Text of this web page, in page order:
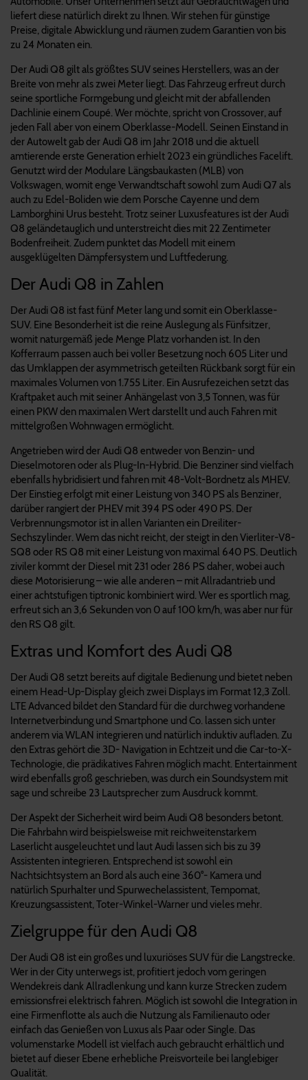
liefert diese natürlich direkt zu Ihnen. Wir stehen für günstige
Preise, digitale Abwicklung und räumen zudem Garantien von bis
zu 24 Monaten ein.
Der Audi Q8 gilt als größtes SUV seines Herstellers, was an der
Breite von mehr als zwei Meter liegt. Das Fahrzeug erfreut durch
seine sportliche Formgebung und gleicht mit der abfallenden
Dachlinie einem Coupé. Wer möchte, spricht von Crossover, auf
jeden Fall aber von einem Oberklasse-Modell. Seinen Einstand in
der Autowelt gab der Audi Q8 im Jahr 2018 und die aktuell
amtierende erste Generation erhielt 2023 ein gründliches Facelift.
Genutzt wird der Modulare Längsbaukasten (MLB) von
Volkswagen, womit enge Verwandtschaft sowohl zum Audi Q7 als
auch zu Edel-Boliden wie dem Porsche Cayenne und dem
Lamborghini Urus besteht. Trotz seiner Luxusfeatures ist der Audi
Q8 geländetauglich und unterstreicht dies mit 22 Zentimeter
Bodenfreiheit. Zudem punktet das Modell mit einem
ausgeklügelten Dämpfersystem und Luftfederung.
Der Audi Q8 in Zahlen
Der Audi Q8 ist fast fünf Meter lang und somit ein Oberklasse-
SUV. Eine Besonderheit ist die reine Auslegung als Fünfsitzer,
womit naturgemäß jede Menge Platz vorhanden ist. In den
Kofferraum passen auch bei voller Besetzung noch 605 Liter und
das Umklappen der asymmetrisch geteilten Rückbank sorgt für ein
maximales Volumen von 1.755 Liter. Ein Ausrufezeichen setzt das
Kraftpaket auch mit seiner Anhängelast von 3,5 Tonnen, was für
einen PKW den maximalen Wert darstellt und auch Fahren mit
mittelgroßen Wohnwagen ermöglicht.
Angetrieben wird der Audi Q8 entweder von Benzin- und
Dieselmotoren oder als Plug-In-Hybrid. Die Benziner sind vielfach
ebenfalls hybridisiert und fahren mit 48-Volt-Bordnetz als MHEV.
Der Einstieg erfolgt mit einer Leistung von 340 PS als Benziner,
darüber rangiert der PHEV mit 394 PS oder 490 PS. Der
Verbrennungsmotor ist in allen Varianten ein Dreiliter-
Sechszylinder. Wem das nicht reicht, der steigt in den Vierliter-V8-
SQ8 oder RS Q8 mit einer Leistung von maximal 640 PS. Deutlich
ziviler kommt der Diesel mit 231 oder 286 PS daher, wobei auch
diese Motorisierung – wie alle anderen – mit Allradantrieb und
einer achtstufigen tiptronic kombiniert wird. Wer es sportlich mag,
erfreut sich an 3,6 Sekunden von 0 auf 100 km/h, was aber nur für
den RS Q8 gilt.
Extras und Komfort des Audi Q8
Der Audi Q8 setzt bereits auf digitale Bedienung und bietet neben
einem Head-Up-Display gleich zwei Displays im Format 12,3 Zoll.
LTE Advanced bildet den Standard für die durchweg vorhandene
Internetverbindung und Smartphone und Co. lassen sich unter
anderem via WLAN integrieren und natürlich induktiv aufladen. Zu
den Extras gehört die 3D- Navigation in Echtzeit und die Car-to-X-
Technologie, die prädikatives Fahren möglich macht. Entertainment
wird ebenfalls groß geschrieben, was durch ein Soundsystem mit
sage und schreibe 23 Lautsprecher zum Ausdruck kommt.
Der Aspekt der Sicherheit wird beim Audi Q8 besonders betont.
Die Fahrbahn wird beispielsweise mit reichweitenstarkem
Laserlicht ausgeleuchtet und laut Audi lassen sich bis zu 39
Assistenten integrieren. Entsprechend ist sowohl ein
Nachtsichtsystem an Bord als auch eine 360°- Kamera und
natürlich Spurhalter und Spurwechelassistent, Tempomat,
Kreuzungsassistent, Toter-Winkel-Warner und vieles mehr.
Zielgruppe für den Audi Q8
Der Audi Q8 ist ein großes und luxuriöses SUV für die Langstrecke.
Wer in der City unterwegs ist, profitiert jedoch vom geringen
Wendekreis dank Allradlenkung und kann kurze Strecken zudem
emissionsfrei elektrisch fahren. Möglich ist sowohl die Integration in
eine Firmenflotte als auch die Nutzung als Familienauto oder
einfach das Genießen von Luxus als Paar oder Single. Das
volumenstarke Modell ist vielfach auch gebraucht erhältlich und
bietet auf dieser Ebene erhebliche Preisvorteile bei langlebiger
Qualität.